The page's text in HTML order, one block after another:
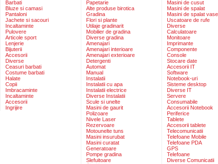
Barbati
Bluze si camasi
Pantaloni
Jachete si sacouri
Incaltaminte
Pulovere
Articole sport
Lenjerie
Bijuterii
Accesorii
Diverse
Ceasuri barbati
Costume barbati
Halate
Copii
Imbracaminte
Incaltaminte
Accesorii
Ingrijire
Papetarie
Alte produse birotica
Gradina
Flori si plante
Utilaje gradinarit
Mobilier de gradina
Diverse gradina
Amenajari
Amenajari interioare
Amenajari exterioare
Detergenti
Automat
Manual
Instalatii
Instalatii cu apa
Instalatii electrice
Diverse Instalatii
Scule si unelte
Masini de gaurit
Polizoare
Nivele Laser
Rezervoare
Motounelte tuns
Masini insurubat
Masini curatat
Generatoare
Pompe gradina
Slefuitoare
Masini de cusut
Masini de spalat
Masini de spalat vase
Uscatoare de rufe
Diverse
Calculatoare
Monitoare
Imprimante
Componente
Console
Stocare date
Accesorii IT
Software
Notebook-uri
Sisteme desktop
Diverse IT
Servere
Consumabile
Accesorii Notebook
Periferice
Tablete
Accesorii tablete
Telecomunicatii
Telefoane Mobile
Telefoane PDA
GPS
Telefoane
Diverse Comunicatii